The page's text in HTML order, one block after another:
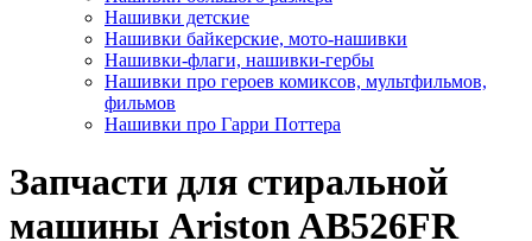
Нашивки детские
Нашивки байкерские, мото-нашивки
Нашивки-флаги, нашивки-гербы
Нашивки про героев комиксов, мультфильмов,
фильмов
Нашивки про Гарри Поттера
Запчасти для стиральной
машины Ariston AB526FR